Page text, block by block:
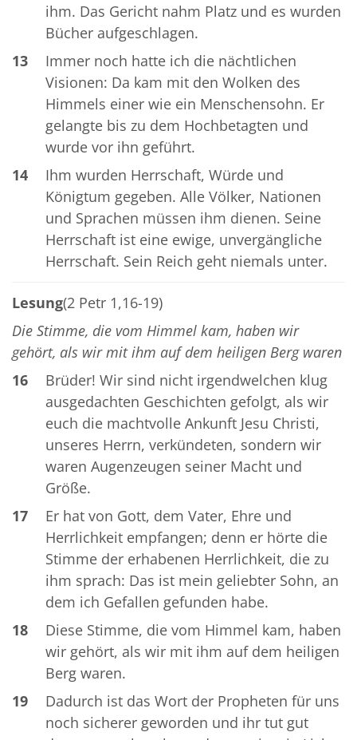
ihm. Das Gericht nahm Platz und es wurden
Bücher aufgeschlagen.
13
Immer noch hatte ich die nächtlichen
Visionen: Da kam mit den Wolken des
Himmels einer wie ein Menschensohn. Er
gelangte bis zu dem Hochbetagten und
wurde vor ihn geführt.
14
Ihm wurden Herrschaft, Würde und
Königtum gegeben. Alle Völker, Nationen
und Sprachen müssen ihm dienen. Seine
Herrschaft ist eine ewige, unvergängliche
Herrschaft. Sein Reich geht niemals unter.
Lesung(2 Petr 1,16-19)
Die Stimme, die vom Himmel kam, haben wir
gehört, als wir mit ihm auf dem heiligen Berg waren
16
Brüder! Wir sind nicht irgendwelchen klug
ausgedachten Geschichten gefolgt, als wir
euch die machtvolle Ankunft Jesu Christi,
unseres Herrn, verkündeten, sondern wir
waren Augenzeugen seiner Macht und
Größe.
17
Er hat von Gott, dem Vater, Ehre und
Herrlichkeit empfangen; denn er hörte die
Stimme der erhabenen Herrlichkeit, die zu
ihm sprach: Das ist mein geliebter Sohn, an
dem ich Gefallen gefunden habe.
18
Diese Stimme, die vom Himmel kam, haben
wir gehört, als wir mit ihm auf dem heiligen
Berg waren.
19
Dadurch ist das Wort der Propheten für uns
noch sicherer geworden und ihr tut gut